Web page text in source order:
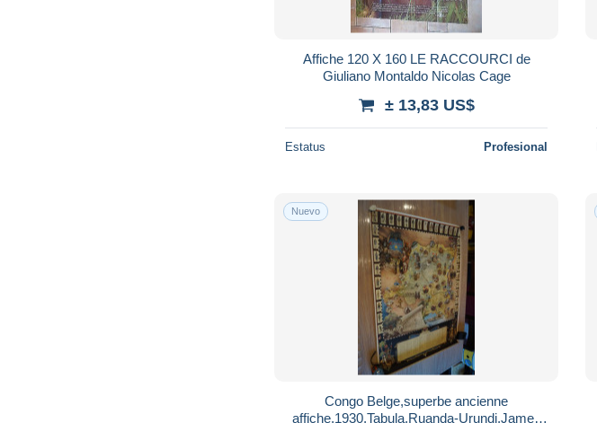
Affiche 120 X 160 LE RACCOURCI de
Giuliano Montaldo Nicolas Cage
± 13,83 US$
Estatus Profesional
Nuevo
Congo Belge,superbe ancienne
affiche,1930,Tabula,Ruanda-Urundi,James